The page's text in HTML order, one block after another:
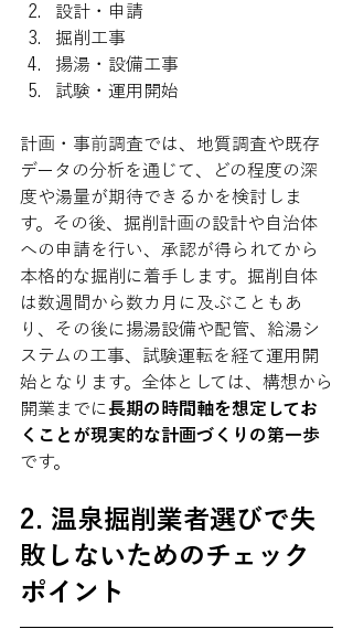
設計・申請
掘削工事
揚湯・設備工事
試験・運用開始
計画・事前調査では、地質調査や既存
データの分析を通じて、どの程度の深
度や湯量が期待できるかを検討しま
す。その後、掘削計画の設計や自治体
への申請を行い、承認が得られてから
本格的な掘削に着手します。掘削自体
は数週間から数カ月に及ぶこともあ
り、その後に揚湯設備や配管、給湯シ
ステムの工事、試験運転を経て運用開
始となります。全体としては、構想から
開業までに長期の時間軸を想定してお
くことが現実的な計画づくりの第一歩
です。
2. 温泉掘削業者選びで失
敗しないためのチェック
ポイント